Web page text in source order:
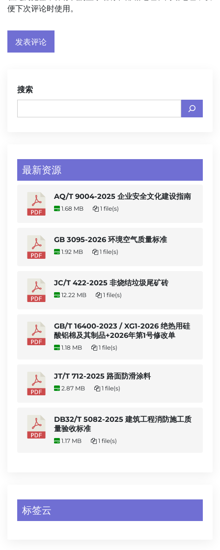
便下次评论时使用。
搜索
最新资源
AQ/T 9004-2025 企业安全文化建设指南
1.68 MB 1 file(s)
GB 3095-2026 环境空气质量标准
1.92 MB 1 file(s)
JC/T 422-2025 非烧结垃圾尾矿砖
12.22 MB 1 file(s)
GB/T 16400-2023 / XG1-2026 绝热用硅
酸铝棉及其制品+2026年第1号修改单
1.18 MB 1 file(s)
JT/T 712-2025 路面防滑涂料
2.87 MB 1 file(s)
DB32/T 5082-2025 建筑工程消防施工质
量验收标准
1.17 MB 1 file(s)
标签云